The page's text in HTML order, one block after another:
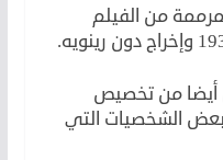
من الفيلم
أيضا من تخصيص
الشخصيات التي